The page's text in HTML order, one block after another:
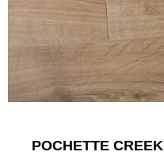
POCHETTE CREEK